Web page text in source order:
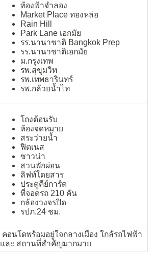
ท้องฟ้าจำลอง
Market Place ทองหล่อ
Rain Hill
Park Lane เอกมัย
รร.นานาชาติ Bangkok Prep
รร.นานาชาติเอกมัย
ม.กรุงเทพ
รพ.สุขุมวิท
รพ.เทพธารินทร์
รพ.กล้วยน้ำไท
โถงต้อนรับ
ห้องจดหมาย
สระว่ายน้ำ
ฟิตเนส
ซาวน่า
สวนพักผ่อน
ลิฟท์โดยสาร
ประตูคีย์การ์ด
ที่จอดรถ 210 คัน
กล้องวงจรปิด
รปภ.24 ชม.
คอนโดพร้อมอยู่ใจกลางเมือง ใกล้รถไฟฟ้า
และ สถานที่สำคัญมากมาย